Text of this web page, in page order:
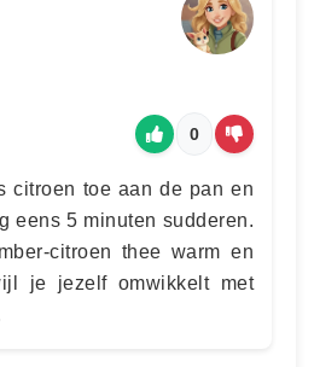
0
citroen toe aan de pan en
eens 5 minuten sudderen.
citroen thee warm en
je jezelf omwikkelt met